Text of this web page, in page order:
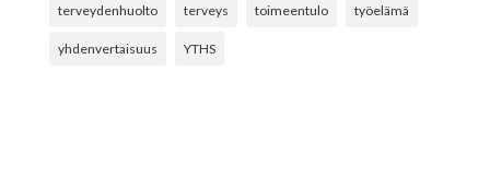
terveydenhuolto terveys toimeentulo työelämä
yhdenvertaisuus YTHS